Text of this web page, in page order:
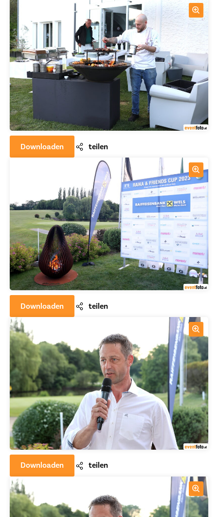
Downloaden teilen
Downloaden teilen
Downloaden teilen